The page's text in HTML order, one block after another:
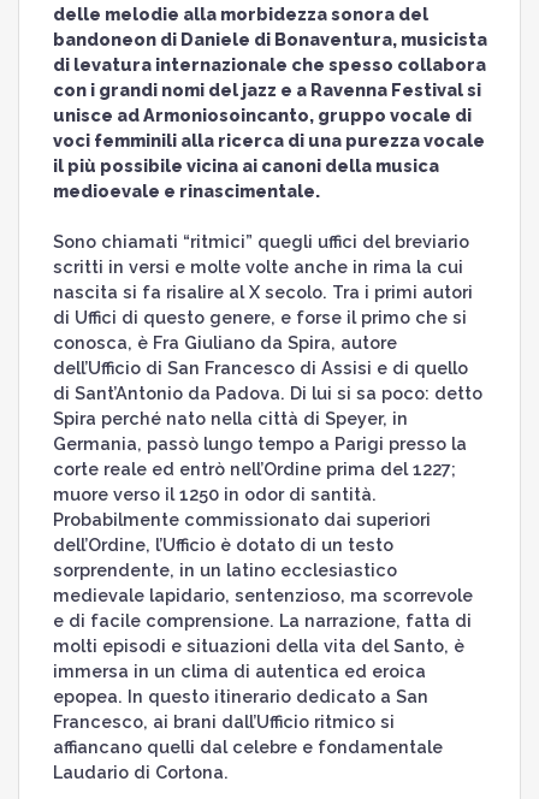
delle melodie alla morbidezza sonora del
bandoneon di Daniele di Bonaventura, musicista
di levatura internazionale che spesso collabora
con i grandi nomi del jazz e a Ravenna Festival si
unisce ad Armoniosoincanto, gruppo vocale di
voci femminili alla ricerca di una purezza vocale
il più possibile vicina ai canoni della musica
medioevale e rinascimentale.
Sono chiamati “ritmici” quegli uffici del breviario
scritti in versi e molte volte anche in rima la cui
nascita si fa risalire al X secolo. Tra i primi autori
di Uffici di questo genere, e forse il primo che si
conosca, è Fra Giuliano da Spira, autore
dell’Ufficio di San Francesco di Assisi e di quello
di Sant’Antonio da Padova. Di lui si sa poco: detto
Spira perché nato nella città di Speyer, in
Germania, passò lungo tempo a Parigi presso la
corte reale ed entrò nell’Ordine prima del 1227;
muore verso il 1250 in odor di santità.
Probabilmente commissionato dai superiori
dell’Ordine, l’Ufficio è dotato di un testo
sorprendente, in un latino ecclesiastico
medievale lapidario, sentenzioso, ma scorrevole
e di facile comprensione. La narrazione, fatta di
molti episodi e situazioni della vita del Santo, è
immersa in un clima di autentica ed eroica
epopea. In questo itinerario dedicato a San
Francesco, ai brani dall’Ufficio ritmico si
affiancano quelli dal celebre e fondamentale
Laudario di Cortona.